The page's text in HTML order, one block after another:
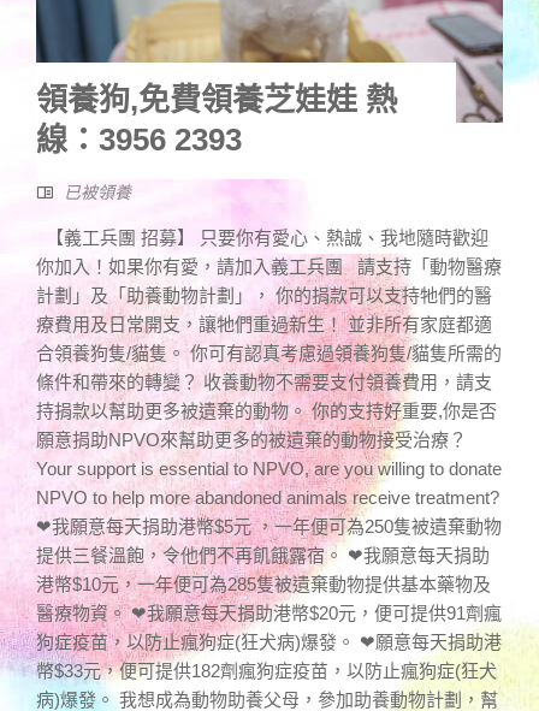
領養狗,免費領養芝娃娃 熱
線：3956 2393
已被領養
【義工兵團 招募】 只要你有愛心、熱誠、我地隨時歡迎
你加入！如果你有愛，請加入義工兵團 請支持「動物醫療
計劃」及「助養動物計劃」， 你的捐款可以支持牠們的醫
療費用及日常開支，讓牠們重過新生！ 並非所有家庭都適
合領養狗隻/貓隻。 你可有認真考慮過領養狗隻/貓隻所需的
條件和帶來的轉變？ 收養動物不需要支付領養費用，請支
持捐款以幫助更多被遺棄的動物。 你的支持好重要,你是否
願意捐助NPVO來幫助更多的被遺棄的動物接受治療？
Your support is essential to NPVO, are you willing to donate
NPVO to help more abandoned animals receive treatment?
❤我願意每天捐助港幣$5元 ，一年便可為250隻被遺棄動物
提供三餐溫飽，令他們不再飢餓露宿。 ❤我願意每天捐助
港幣$10元，一年便可為285隻被遺棄動物提供基本藥物及
醫療物資。 ❤我願意每天捐助港幣$20元，便可提供91劑瘋
狗症疫苗，以防止瘋狗症(狂犬病)爆發。 ❤願意每天捐助港
幣$33元，便可提供182劑瘋狗症疫苗，以防止瘋狗症(狂犬
病)爆發。 我想成為動物助養父母，參加助養動物計劃，幫